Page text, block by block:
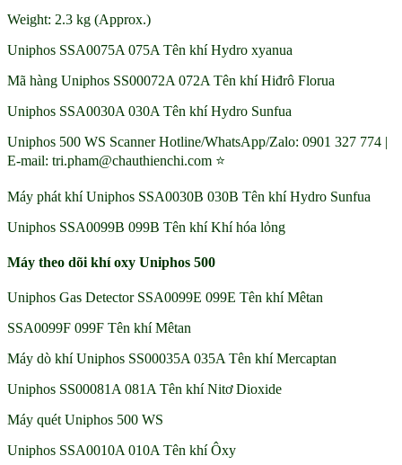
Weight: 2.3 kg (Approx.)
Uniphos SSA0075A 075A Tên khí Hydro xyanua
Mã hàng Uniphos SS00072A 072A Tên khí Hiđrô Florua
Uniphos SSA0030A 030A Tên khí Hydro Sunfua
Uniphos 500 WS Scanner Hotline/WhatsApp/Zalo: 0901 327 774 |
E-mail: tri.pham@chauthienchi.com ⭐
Máy phát khí Uniphos SSA0030B 030B Tên khí Hydro Sunfua
Uniphos SSA0099B 099B Tên khí Khí hóa lỏng
Máy theo dõi khí oxy Uniphos 500
Uniphos Gas Detector SSA0099E 099E Tên khí Mêtan
SSA0099F 099F Tên khí Mêtan
Máy dò khí Uniphos SS00035A 035A Tên khí Mercaptan
Uniphos SS00081A 081A Tên khí Nitơ Dioxide
Máy quét Uniphos 500 WS
Uniphos SSA0010A 010A Tên khí Ôxy